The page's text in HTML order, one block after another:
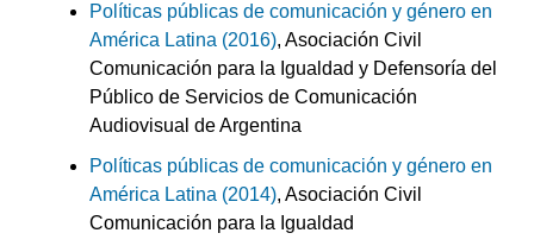
Políticas públicas de comunicación y género en
América Latina (2016), Asociación Civil
Comunicación para la Igualdad y Defensoría del
Público de Servicios de Comunicación
Audiovisual de Argentina
Políticas públicas de comunicación y género en
América Latina (2014), Asociación Civil
Comunicación para la Igualdad